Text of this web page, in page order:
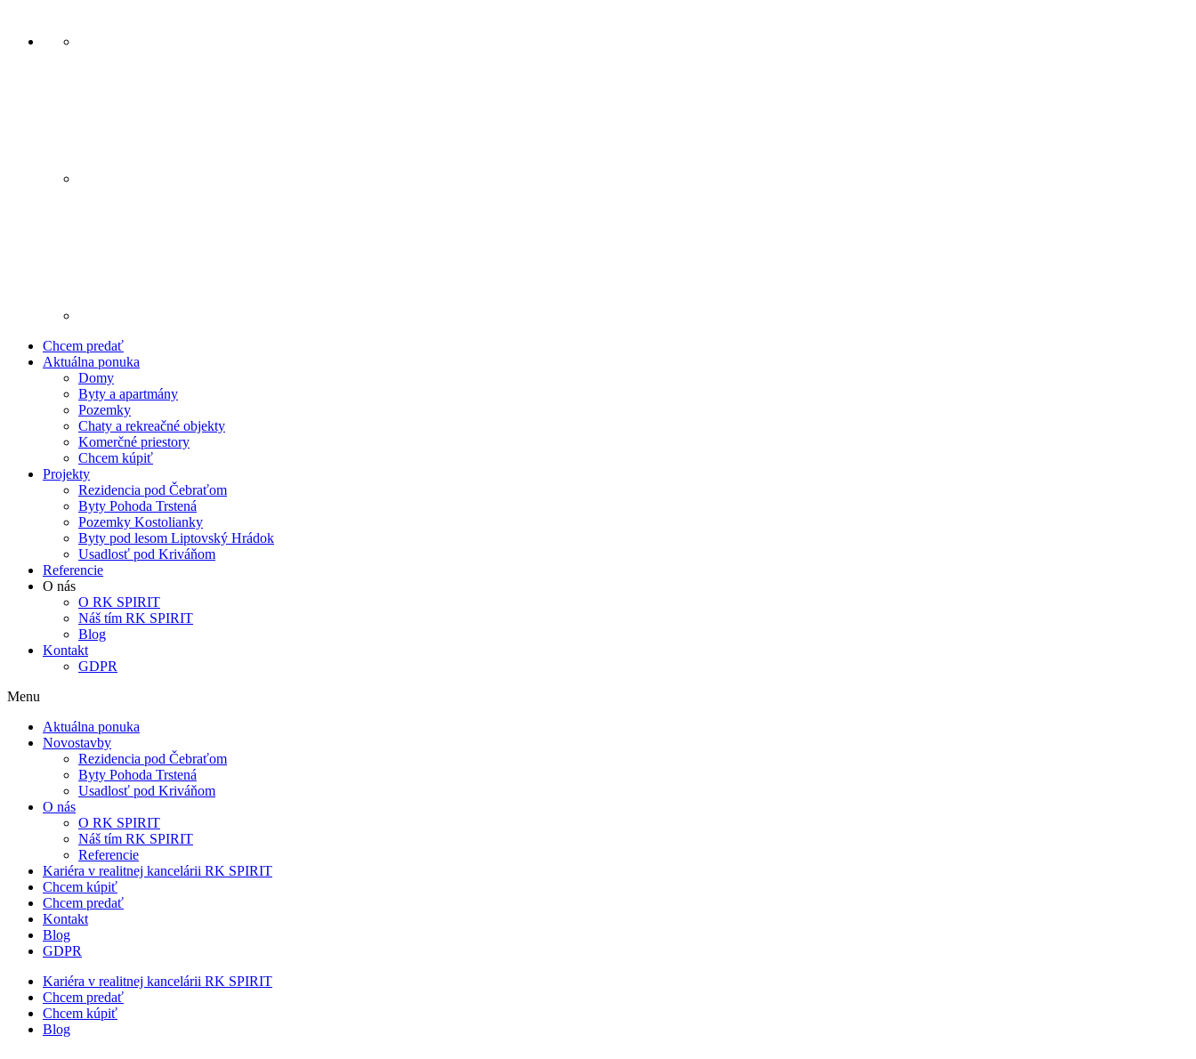
Chcem predať
Aktuálna ponuka
Domy
Byty a apartmány
Pozemky
Chaty a rekreačné objekty
Komerčné priestory
Chcem kúpiť
Projekty
Rezidencia pod Čebraťom
Byty Pohoda Trstená
Pozemky Kostolianky
Byty pod lesom Liptovský Hrádok
Usadlosť pod Kriváňom
Referencie
O nás
O RK SPIRIT
Náš tím RK SPIRIT
Blog
Kontakt
GDPR
Menu
Aktuálna ponuka
Novostavby
Rezidencia pod Čebraťom
Byty Pohoda Trstená
Usadlosť pod Kriváňom
O nás
O RK SPIRIT
Náš tím RK SPIRIT
Referencie
Kariéra v realitnej kancelárii RK SPIRIT
Chcem kúpiť
Chcem predať
Kontakt
Blog
GDPR
Kariéra v realitnej kancelárii RK SPIRIT
Chcem predať
Chcem kúpiť
Blog